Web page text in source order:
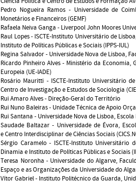
Pedro Nogueira Ramos - Universidade de
Monetários e Financeiros (GEMF)
Rafaela Neiva Ganga - Liverpool John Moores
Raul Lopes - ISCTE-Instituto Universitário de
Instituto de Políticas Públicas e Sociais (IPPS-IUL)
Regina Salvador - Universidade Nova de Lisboa,
Ricardo Pinheiro Alves - Ministério da Economia,
Europeia (UE-IADE)
Rosário Mauritti - ISCTE-Instituto Universitário
Centro de Investigação e Estudos de Sociologia
Rui Amaro Alves - Direção-Geral do Território
Rui Nuno Baleiras - Unidade Técnica de Apoio
Rui Santana - Universidade Nova de Lisboa,
Saudade Baltazar - Universidade de Évora,
e Centro Interdisciplinar de Ciências Sociais
Sérgio Caramelo - ISCTE-Instituto Universitário
Dinamia e Instituto de Políticas Públicas e Sociais
Teresa Noronha - Universidade do Algarve,
Espaço e as Organizações da Universidade do
Vítor Gabriel - Instituto Politécnico da Guarda,